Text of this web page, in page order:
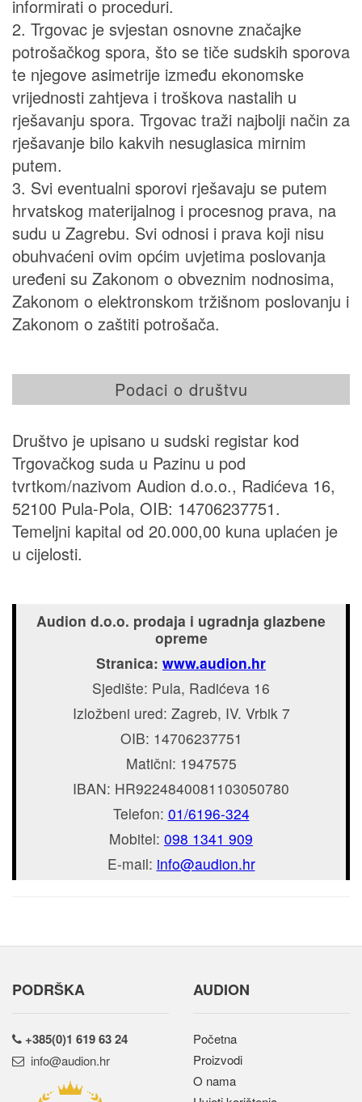
informirati o proceduri.
2. Trgovac je svjestan osnovne značajke
potrošačkog spora, što se tiče sudskih sporova
te njegove asimetrije između ekonomske
vrijednosti zahtjeva i troškova nastalih u
rješavanju spora. Trgovac traži najbolji način za
rješavanje bilo kakvih nesuglasica mirnim
putem.
3. Svi eventualni sporovi rješavaju se putem
hrvatskog materijalnog i procesnog prava, na
sudu u Zagrebu. Svi odnosi i prava koji nisu
obuhvaćeni ovim općim uvjetima poslovanja
uređeni su Zakonom o obveznim nodnosima,
Zakonom o elektronskom tržišnom poslovanju i
Zakonom o zaštiti potrošača.
Podaci o društvu
Društvo je upisano u sudski registar kod
Trgovačkog suda u Pazinu u pod
tvrtkom/nazivom Audion d.o.o., Radićeva 16,
52100 Pula-Pola, OIB: 14706237751.
Temeljni kapital od 20.000,00 kuna uplaćen je
u cijelosti.
Audion d.o.o. prodaja i ugradnja glazbene
opreme
Stranica: www.audion.hr
Sjedište: Pula, Radićeva 16
Izložbeni ured: Zagreb, IV. Vrbik 7
OIB: 14706237751
Matični: 1947575
IBAN: HR9224840081103050780
Telefon: 01/6196-324
Mobitel: 098 1341 909
E-mail: rh.noidua@ofni
PODRŠKA
+385(0)1 619 63 24
rh.noidua@ofni
AUDION
Početna
Proizvodi
O nama